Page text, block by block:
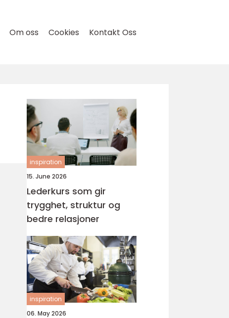
Om oss Cookies Kontakt Oss
inspiration
15. June 2026
Lederkurs som gir
trygghet, struktur og
bedre relasjoner
inspiration
06. May 2026